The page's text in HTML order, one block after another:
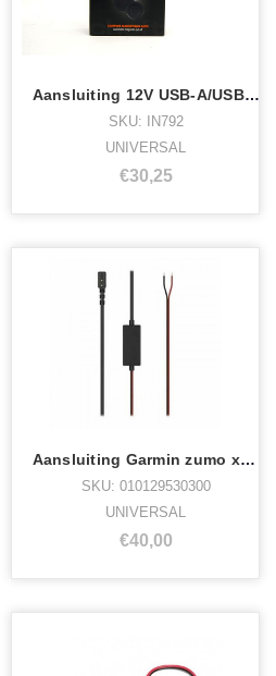
Aansluiting 12V USB-A/USB-C
SKU: IN792
UNIVERSAL
€30,25
Aansluiting Garmin zumo xt voeding
SKU: 010129530300
UNIVERSAL
€40,00